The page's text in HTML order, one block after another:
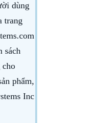
dùng
trang
sách
cho
phẩm,
Inc